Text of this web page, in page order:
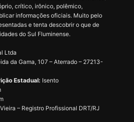
crítico, irônico, polêmico,
informações oficiais. Muito pelo
e tenta descobrir o que de
do Sul Fluminense.
Ltda
da Gama, 107 – Aterrado – 27213-
Estadual: Isento
– Registro Profissional DRT/RJ